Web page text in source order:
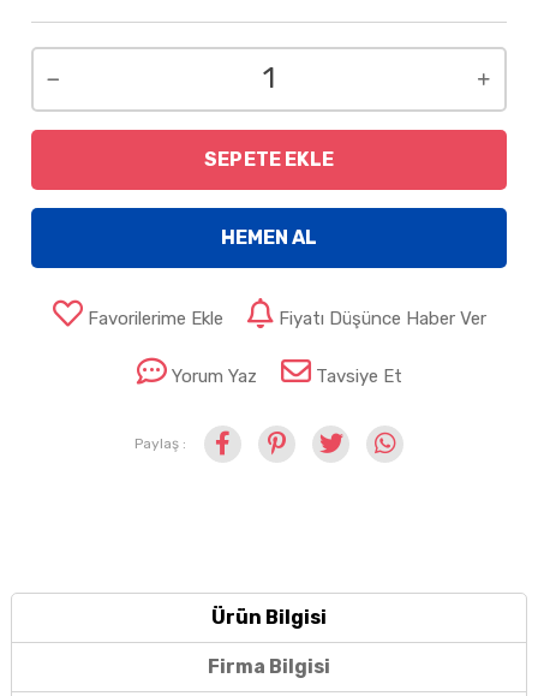
SEPETE EKLE
HEMEN AL
Favorilerime Ekle Fiyatı Düşünce Haber Ver
Yorum Yaz Tavsiye Et
Paylaş :
Ürün Bilgisi
Firma Bilgisi